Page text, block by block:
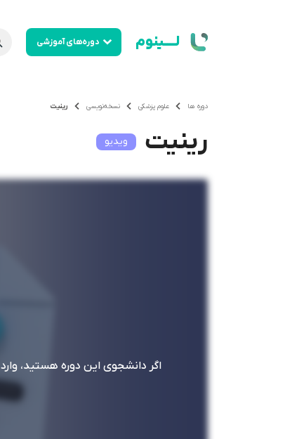
لــــینوم دوره‌های آموزشی
دوره ها علوم پزشکی نسخه‌نویسی رینیت
رینیت ویدیو
اگر دانشجوی این دوره هستید، وارد